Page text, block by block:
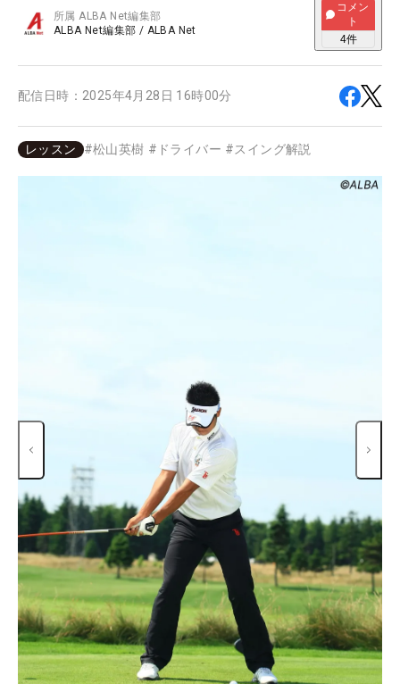
所属ALBA Net編集部
ALBA Net編集部 / ALBA Net
コメン
ト
4件
配信日時： 2025年4月28日 16時00分
レッスン #松山英樹 # ドライバー #スイング解説